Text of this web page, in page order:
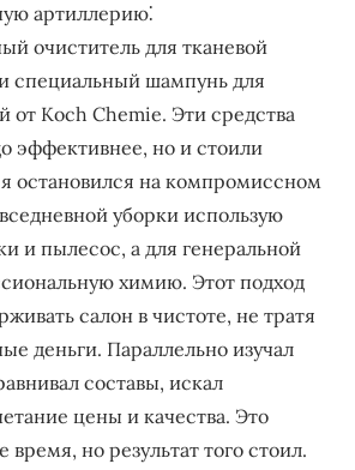
артиллерию⁚
очиститель для тканевой
специальный шампунь для
от Koch Chemie. Эти средства
эффективнее, но и стоили
остановился на компромиссном
уборки использую
и пылесос, а для генеральной
химию. Этот подход
салон в чистоте, не тратя
деньги. Параллельно изучал
составы, искал
цены и качества. Это
время, но результат того стоил.